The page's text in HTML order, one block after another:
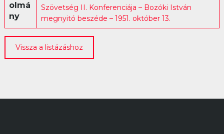
olmá
ny
Szövetség II. Konferenciája – Bozóki István
megnyitó beszéde – 1951. október 13.
Vissza a listázáshoz